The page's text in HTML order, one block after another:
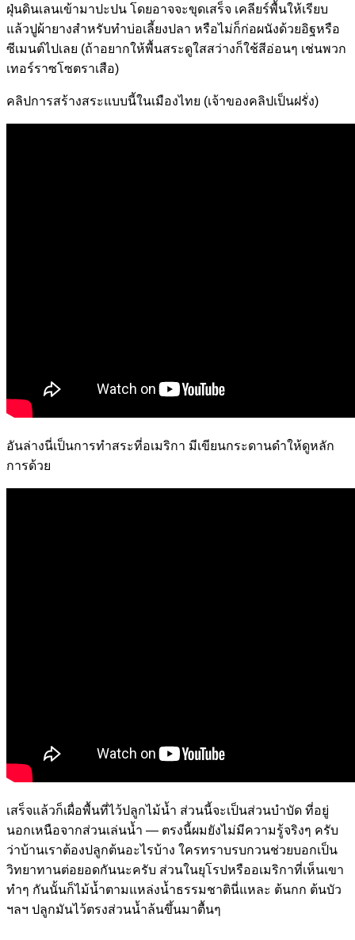
ฝุ่นดินเลนเข้ามาปะปน โดยอาจจะขุดเสร็จ เคลียร์พื้นให้เรียบ
แล้วปูผ้ายางสำหรับทำบ่อเลี้ยงปลา หรือไม่ก็ก่อผนังด้วยอิฐหรือ
ซีเมนต์ไปเลย (ถ้าอยากให้พื้นสระดูใสสว่างก็ใช้สีอ่อนๆ เช่นพวก
เทอร์ราซโซตราเสือ)
คลิปการสร้างสระแบบนี้ในเมืองไทย (เจ้าของคลิปเป็นฝรั่ง)
อันล่างนี่เป็นการทำสระที่อเมริกา มีเขียนกระดานดำให้ดูหลัก
การด้วย
เสร็จแล้วก็เผื่อพื้นที่ไว้ปลูกไม้น้ำ ส่วนนี้จะเป็นส่วนบำบัด ที่อยู่
นอกเหนือจากส่วนเล่นน้ำ — ตรงนี้ผมยังไม่มีความรู้จริงๆ ครับ
ว่าบ้านเราต้องปลูกต้นอะไรบ้าง ใครทราบรบกวนช่วยบอกเป็น
วิทยาทานต่อยอดกันนะครับ ส่วนในยุโรปหรืออเมริกาที่เห็นเขา
ทำๆ กันนั้นก็ไม้น้ำตามแหล่งน้ำธรรมชาตินี่แหละ ต้นกก ต้นบัว
ฯลฯ ปลูกมันไว้ตรงส่วนน้ำล้นขึ้นมาตื้นๆ